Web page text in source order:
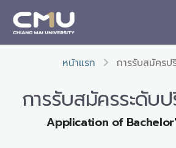
หน้าแรก การรับสมัคร
การรับสมัครระดั
Application of